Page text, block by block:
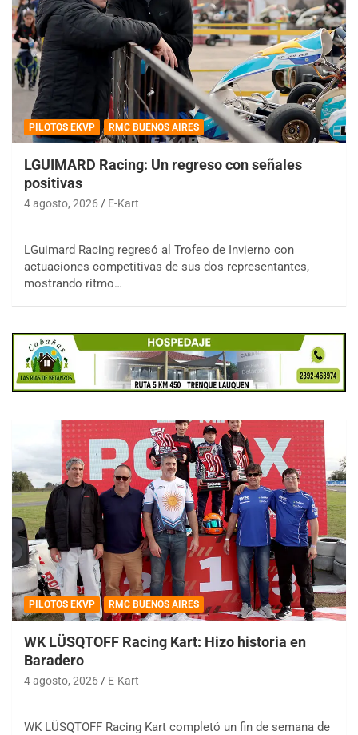
PILOTOS EKVP RMC BUENOS AIRES
LGUIMARD Racing: Un regreso con señales
positivas
4 agosto, 2026 E-Kart
LGuimard Racing regresó al Trofeo de Invierno con
actuaciones competitivas de sus dos representantes,
mostrando ritmo…
PILOTOS EKVP RMC BUENOS AIRES
WK LÜSQTOFF Racing Kart: Hizo historia en
Baradero
4 agosto, 2026 E-Kart
WK LÜSQTOFF Racing Kart completó un fin de semana de